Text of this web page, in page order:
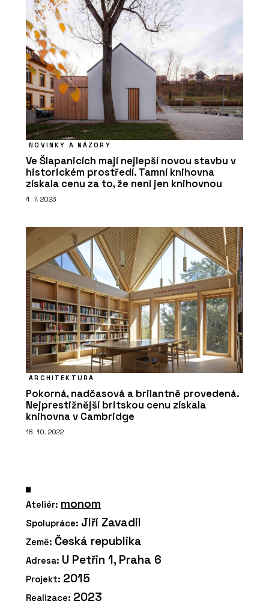
NOVINKY A NÁZORY
Ve Šlapanicích mají nejlepší novou stavbu v
historickém prostředí. Tamní knihovna
získala cenu za to, že není jen knihovnou
4. 7. 2023
ARCHITEKTURA
Pokorná, nadčasová a brilantně provedená.
Nejprestižnější britskou cenu získala
knihovna v Cambridge
18. 10. 2022
Ateliér: monom
Spolupráce: JIří Zavadil
Země: Česká republika
Adresa: U Petřin 1, Praha 6
Projekt: 2015
Realizace: 2023